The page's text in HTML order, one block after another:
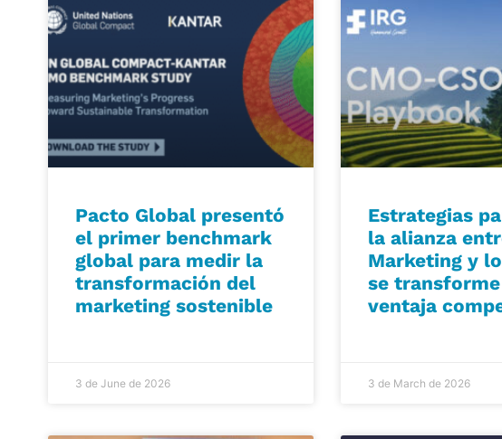
Pacto Global presentó
el primer benchmark
global para medir la
transformación del
marketing sostenible
3 de June de 2026
Estrategias
la alianza
Marketing y
se
ventaja
3 de March de 2026